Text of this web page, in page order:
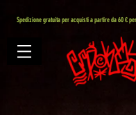
Spedizione gratuita per acquisti a partire da 60 €